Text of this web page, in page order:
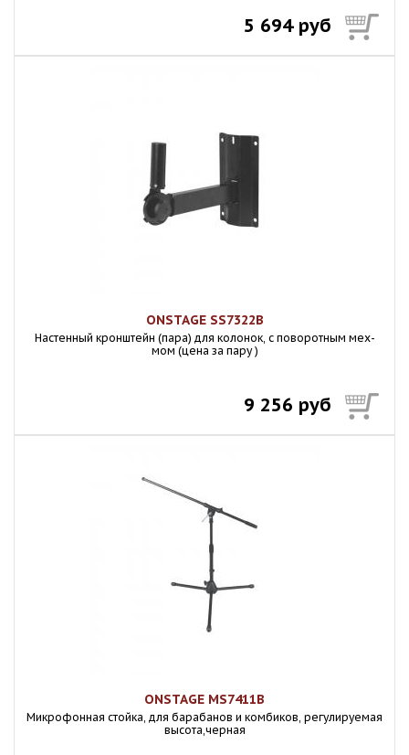
5 694 руб
ONSTAGE SS7322B
Настенный кронштейн (пара) для колонок, с поворотным мех-
мом (цена за пару )
9 256 руб
ONSTAGE MS7411B
Микpoфонная стойка, для барабанов и комбиков, регулируемая
высота,черная